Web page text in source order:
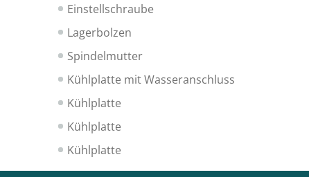
Einstellschraube
Lagerbolzen
Spindelmutter
Kühlplatte mit Wasseranschluss
Kühlplatte
Kühlplatte
Kühlplatte